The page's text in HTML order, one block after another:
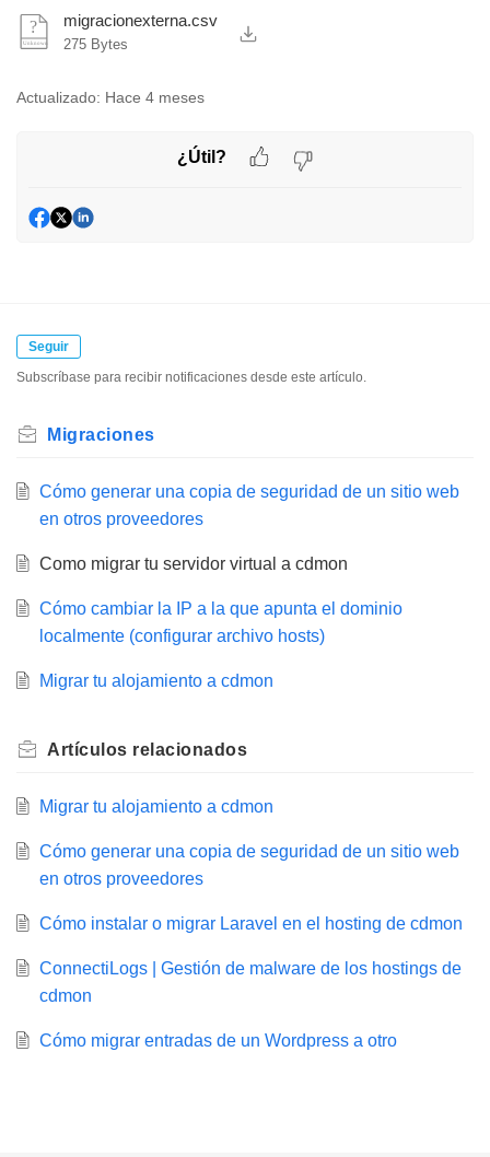
migracionexterna.csv
275 Bytes
Actualizado: Hace 4 meses
¿Útil?
Seguir
Subscríbase para recibir notificaciones desde este artículo.
Migraciones
Cómo generar una copia de seguridad de un sitio web
en otros proveedores
Como migrar tu servidor virtual a cdmon
Cómo cambiar la IP a la que apunta el dominio
localmente (configurar archivo hosts)
Migrar tu alojamiento a cdmon
Artículos relacionados
Migrar tu alojamiento a cdmon
Cómo generar una copia de seguridad de un sitio web
en otros proveedores
Cómo instalar o migrar Laravel en el hosting de cdmon
ConnectiLogs | Gestión de malware de los hostings de
cdmon
Cómo migrar entradas de un Wordpress a otro